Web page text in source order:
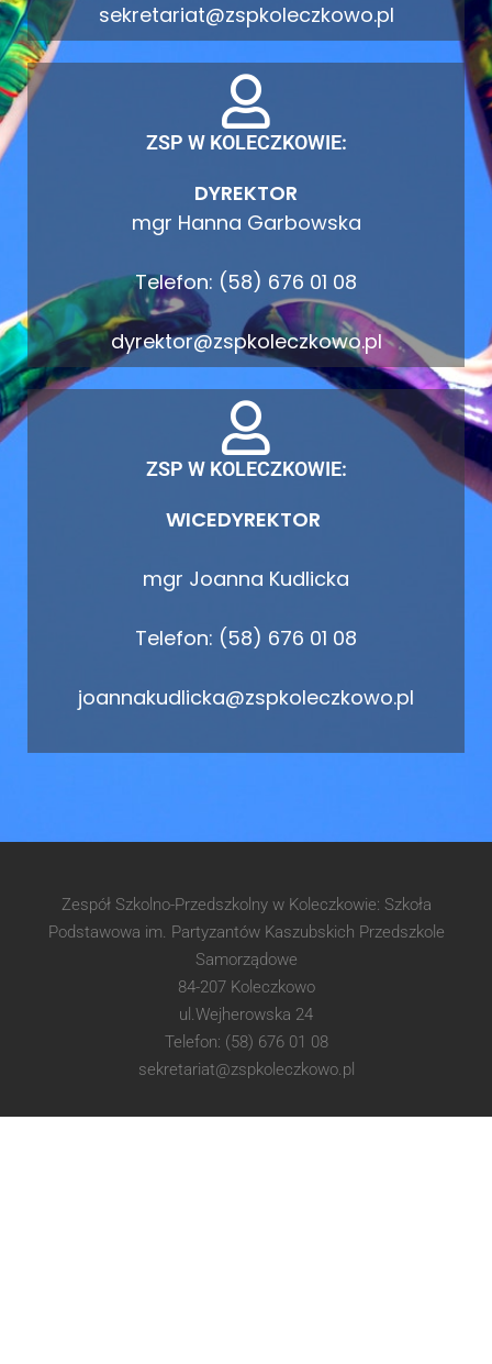
sekretariat@zspkoleczkowo.pl
ZSP W KOLECZKOWIE:
DYREKTOR
mgr Hanna Garbowska
Telefon: (58) 676 01 08
dyrektor@zspkoleczkowo.pl
ZSP W KOLECZKOWIE:
WICEDYREKTOR
mgr Joanna Kudlicka
Telefon: (58) 676 01 08
joannakudlicka@zspkoleczkowo.pl
Zespół Szkolno-Przedszkolny w Koleczkowie: Szkoła
Podstawowa im. Partyzantów Kaszubskich Przedszkole
Samorządowe
84-207 Koleczkowo
ul.Wejherowska 24
Telefon: (58) 676 01 08
sekretariat@zspkoleczkowo.pl